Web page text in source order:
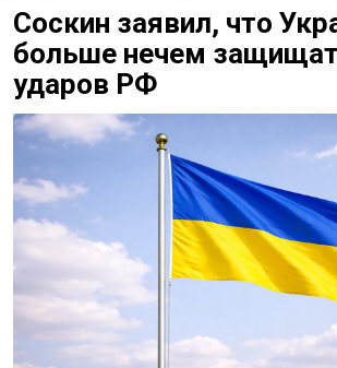
Соскин заявил, что
больше нечем
ударов РФ